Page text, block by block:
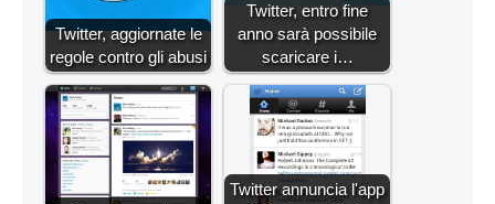
Twitter, aggiornate le
regole contro gli abusi
Twitter, entro fine
anno sarà possibile
scaricare i…
Twitter annuncia l'app